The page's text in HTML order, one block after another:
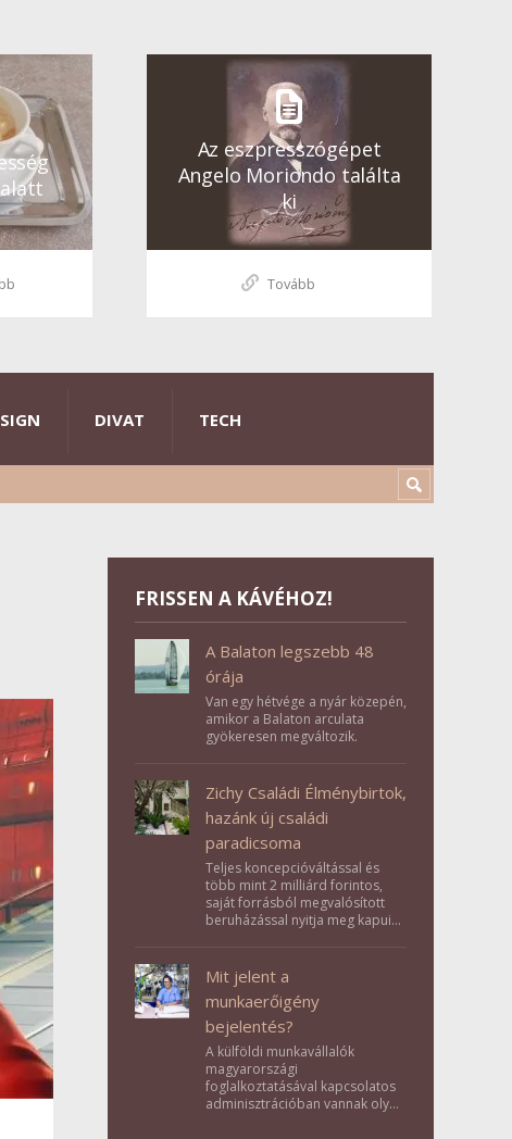
Az eszpresszógépet
Angelo Moriondo találta
ki
Tovább
DIVAT TECH
FRISSEN A KÁVÉHOZ!
A Balaton legszebb 48
órája
Van egy hétvége a nyár közepén,
amikor a Balaton arculata
gyökeresen megváltozik.
Zichy Családi Élménybirtok,
hazánk új családi
paradicsoma
Teljes koncepcióváltással és
több mint 2 milliárd forintos,
saját forrásból megvalósított
beruházással nyitja meg kapuit a
Élménybirtok a mai napon.
Mit jelent a
munkaerőigény
bejelentés?
A külföldi munkavállalók
magyarországi
foglalkoztatásával kapcsolatos
adminisztrációban vannak olyan